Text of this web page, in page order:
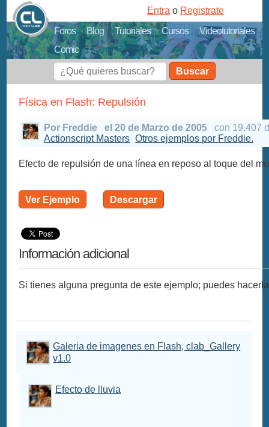
Foros Blog Tutoriales Cursos
Videotutoriales
Comic
Entra o Registrate
Buscar
Física en Flash: Repulsión
Por Freddie el 20 de Marzo de 2005
con 19,407
Actionscript Masters Otros ejemplos por Freddie.
Efecto de repulsión de una línea en reposo al toque del
Ver Ejemplo Descargar
Información adicional
Si tienes alguna pregunta de este ejemplo; puedes
Galeria de imagenes en Flash, clab_Gallery
v1.0
Efecto de lluvia